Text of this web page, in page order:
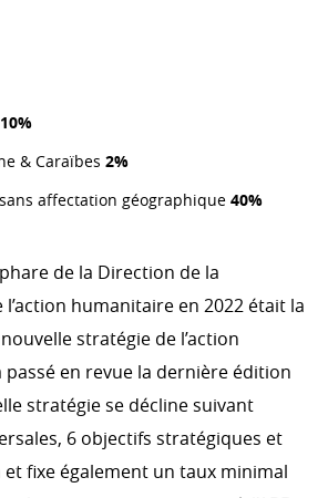
10%
& Caraïbes 2%
affectation géographique 40%
de la Direction de la
humanitaire en 2022 était la
stratégie de l’action
en revue la dernière édition
stratégie se décline suivant
6 objectifs stratégiques et
et fixe également un taux minimal